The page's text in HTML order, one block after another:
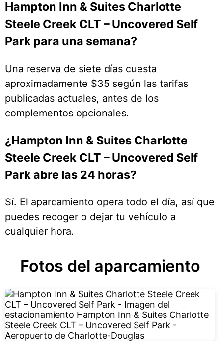
Hampton Inn & Suites Charlotte
Steele Creek CLT – Uncovered Self
Park para una semana?
Una reserva de siete días cuesta
aproximadamente $35 según las tarifas
publicadas actuales, antes de los
complementos opcionales.
¿Hampton Inn & Suites Charlotte
Steele Creek CLT – Uncovered Self
Park abre las 24 horas?
Sí. El aparcamiento opera todo el día, así que
puedes recoger o dejar tu vehículo a
cualquier hora.
Fotos del aparcamiento